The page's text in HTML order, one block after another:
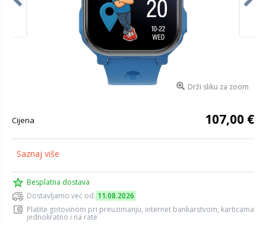
Drži sliku za zoom
Cijena 107,00 €
Saznaj više
Besplatna dostava
Dostavljamo već od 11.08.2026
Platite gotovinom pri preuzimanju, internet bankarstvom, karticama
jednokratno i na rate